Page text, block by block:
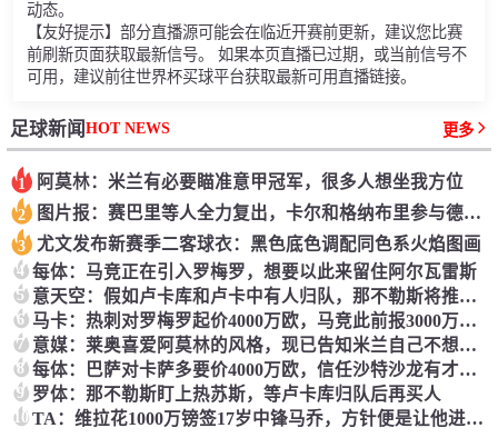
动态。
【友好提示】部分直播源可能会在临近开赛前更新，建议您比赛
前刷新页面获取最新信号。 如果本页直播已过期，或当前信号不
可用，建议前往世界杯买球平台获取最新可用直播链接。
足球新闻HOT NEWS 更多
1 阿莫林：米兰有必要瞄准意甲冠军，很多人想坐我方位
2 图片报：赛巴里等人全力复出，卡尔和格纳布里参与德超杯存疑
3 尤文发布新赛季二客球衣：黑色底色调配同色系火焰图画
4 每体：马竞正在引入罗梅罗，想要以此来留住阿尔瓦雷斯
5 意天空：假如卢卡库和卢卡中有人归队，那不勒斯将推动热苏斯
6 马卡：热刺对罗梅罗起价4000万欧，马竞此前报3000万欧元被拒
7 意媒：莱奥喜爱阿莫林的风格，现已告知米兰自己不想再归队
8 每体：巴萨对卡萨多要价4000万欧，信任沙特沙龙有才能满意
9 罗体：那不勒斯盯上热苏斯，等卢卡库归队后再买人
10 TA：维拉花1000万镑签17岁中锋马乔，方针便是让他进入一线队